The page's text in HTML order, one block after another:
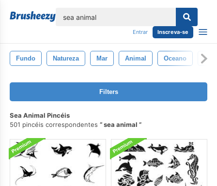
Entrar Inscreva-se
Fundo Natureza Mar Animal Oceano
Filters
Sea Animal Pincéis
501 pincéis correspondentes
sea animal